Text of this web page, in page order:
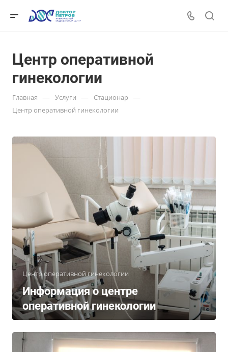
Центр оперативной
гинекологии
Главная — Услуги — Стационар —
Центр оперативной гинекологии
Центр оперативной гинекологии
Информация о центре
оперативной гинекологии